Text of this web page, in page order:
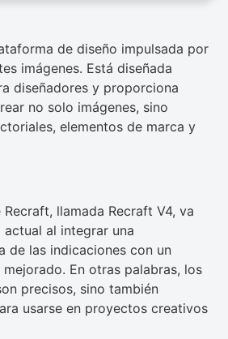
de diseño impulsada por
imágenes. Está diseñada
diseñadores y proporciona
no solo imágenes, sino
elementos de marca y
llamada Recraft V4, va
al integrar una
de las indicaciones con un
En otras palabras, los
precisos, sino también
usarse en proyectos creativos